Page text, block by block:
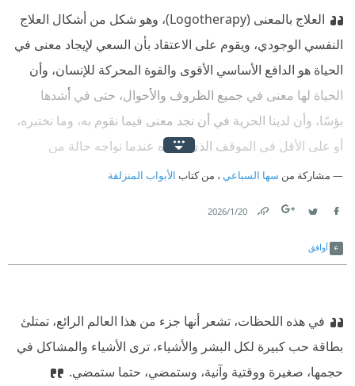
العلاج بالمعنى (Logotherapy)، وهو شكل من أشكال العلاج
النفسي الوجودي، ويقوم على الاعتقاد بأن السعي لإيجاد معنى في
الحياة هو الدافع الأساسي الأقوى والقوة المحركة للإنسان، وأن
الحياة لها معنى في جميع الظروف والأحوال، حتى في أشدها
بؤسًا، وأن لدينا الحرية في أن نجد معنى فيما نقوم به، وما نختبره،
أو على الأقل في الموقف الذي نتخذه عندما نواجه حالة من
المعاناة غير القابلة للتغيير.
مشاركة من سها السباعي ، من كتاب الأبواب المنزلقة
20‏/1‏/2026
أوافق
في هذه اللحظات، تشعر أنها جزء من هذا العالم الرائع، تمتلئ
بطاقة حب كبيرة لكل البشر والأشياء، ترى الأشياء والمشاكل في
حجمها، صغيرة ووقتية وآنية، وستمضي، حتما ستمضي.